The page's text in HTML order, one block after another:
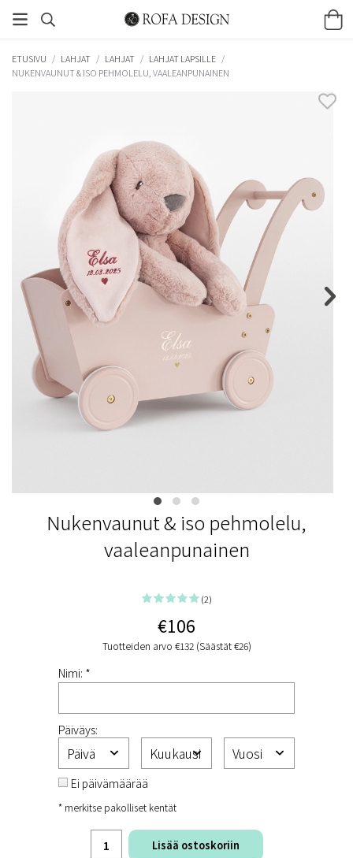
ETUSIVU / LAHJAT / LAHJAT / LAHJAT LAPSILLE /
NUKENVAUNUT & ISO PEHMOLELU, VAALEANPUNAINEN
Nukenvaunut & iso pehmolelu,
vaaleanpunainen
(2)
€106
Tuotteiden arvo €132 (Säästät €26)
Nimi: *
Päiväys:
Ei päivämäärää
* merkitse pakolliset kentät
Lisää ostoskoriin